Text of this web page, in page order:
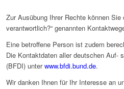
Zur Ausübung Ihrer Rechte können
verantwortlich?“ genannten
Eine betroffene Person ist zudem
Die Kontaktdaten aller deutschen Auf-
(BFDI) unterwww.bfdi.bund.de.
Wir danken Ihnen für Ihr Interesse an